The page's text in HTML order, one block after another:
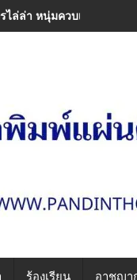
ล่ล่า หนุ่มควบเวฟแต่งซิ่ง
ร้องเรียน อาชญา